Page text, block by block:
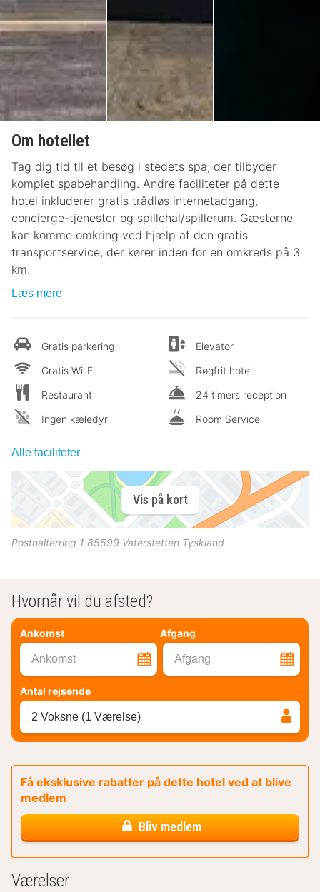
Om hotellet
Tag dig tid til et besøg i stedets spa, der tilbyder
komplet spabehandling. Andre faciliteter på dette
hotel inkluderer gratis trådløs internetadgang,
concierge-tjenester og spillehal/spillerum. Gæsterne
kan komme omkring ved hjælp af den gratis
transportservice, der kører inden for en omkreds på 3
km.
Læs mere
Gratis parkering
Gratis Wi-Fi
Restaurant
Ingen kæledyr
Elevator
Røgfrit hotel
24 timers reception
Room Service
Alle faciliteter
Vis på kort
Posthalterring 1 85599 Vaterstetten Tyskland
Hvornår vil du afsted?
Ankomst Afgang
Ankomst Afgang
Antal rejsende
2 Voksne (1 Værelse)
Få eksklusive rabatter på dette hotel ved at blive
medlem
Bliv medlem
Værelser